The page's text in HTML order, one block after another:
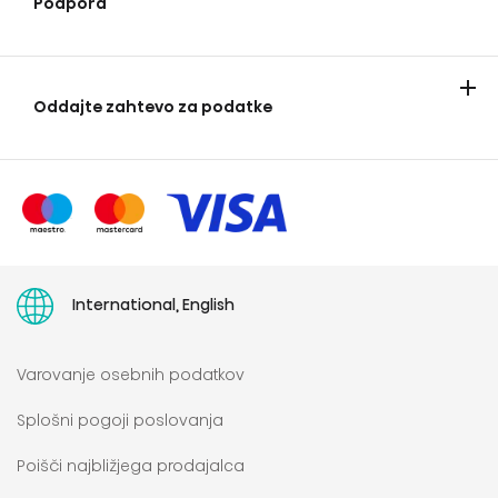
Oddajte zahtevo za podatke
International, English
Varovanje osebnih podatkov
Splošni pogoji poslovanja
Poišči najbližjega prodajalca